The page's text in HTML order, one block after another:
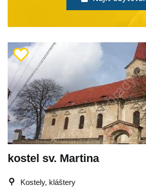
kostel sv. Martina
Kostely, kláštery